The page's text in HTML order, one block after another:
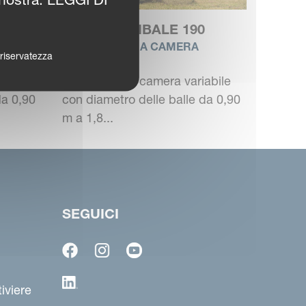
0,90
VICON VARIBALE 190
ROTOPRESSA A CAMERA
Rotopresse a camera variabile
con diametro delle balle da 0,90
m a 1,8...
SEGUICI